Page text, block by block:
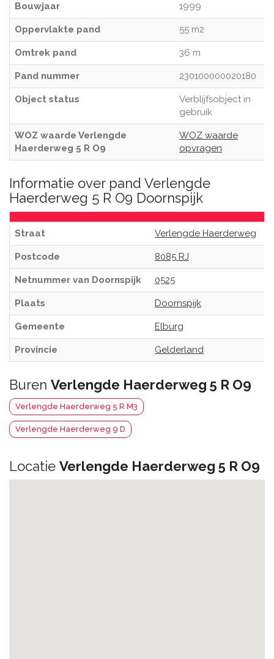
Bouwjaar 1999
Oppervlakte pand 55 m2
Omtrek pand 36 m
Pand nummer 230100000020180
Object status
Verblijfsobject in
gebruik
WOZ waarde Verlengde
Haerderweg 5 R O9
WOZ waarde
opvragen
Informatie over pand Verlengde
Haerderweg 5 R O9 Doornspijk
Straat Verlengde Haerderweg
Postcode 8085 RJ
Netnummer van Doornspijk 0525
Plaats Doornspijk
Gemeente Elburg
Provincie Gelderland
Buren Verlengde Haerderweg 5 R O9
Verlengde Haerderweg 5 R M3
Verlengde Haerderweg 9 D
Locatie Verlengde Haerderweg 5 R O9